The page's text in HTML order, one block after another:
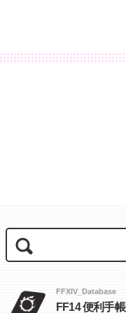
FFXIV_Database
FF14 便利手帳